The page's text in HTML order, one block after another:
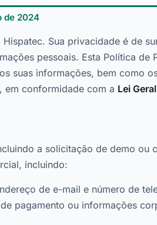
de 2024
Sua privacidade é de
pessoais. Esta Política de
suas informações, bem como
em conformidade com a Lei
a solicitação de demo ou
incluindo:
de e-mail e número de
pagamento ou informações